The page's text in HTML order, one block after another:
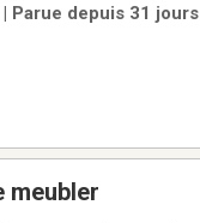
pour
Parue depuis 31 jours
meubler